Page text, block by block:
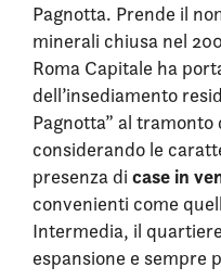
Pagnotta. Prende il
minerali chiusa nel
Roma Capitale ha
dell’insediamento
Pagnotta” al tramonto
considerando le
presenza di case in
convenienti come
Intermedia, il
espansione e sempre